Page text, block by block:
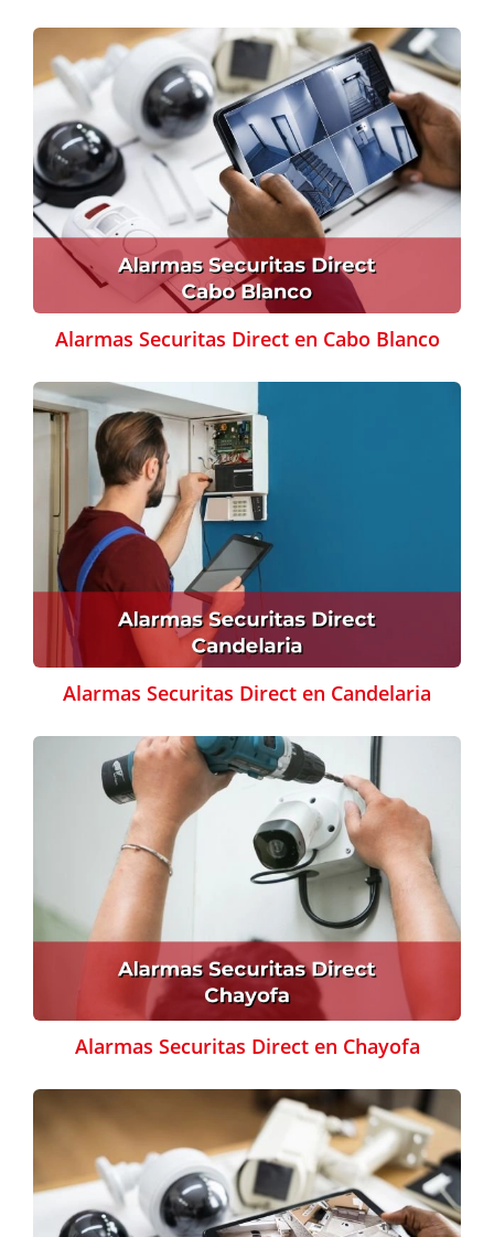
Alarmas Securitas Direct en Cabo Blanco
Alarmas Securitas Direct en Candelaria
Alarmas Securitas Direct en Chayofa